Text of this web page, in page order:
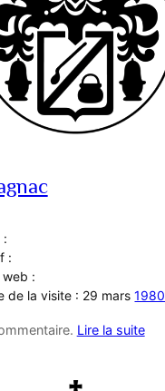
:
:
web :
de la visite : 29 mars1980
Lire la suite